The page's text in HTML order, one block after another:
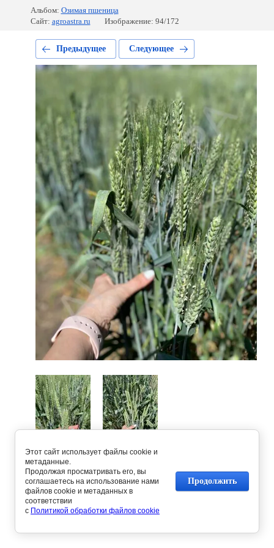
Альбом: Озимая пшеница
Сайт: agroastra.ru Изображение: 94/172
Предыдущее Следующее
Предыдущее
Вернуться в галерею
Этот сайт использует файлы cookie и
метаданные.
Продолжая просматривать его, вы
соглашаетесь на использование нами
файлов cookie и метаданных в
соответствии
с Политикой обработки файлов cookie
Продолжить